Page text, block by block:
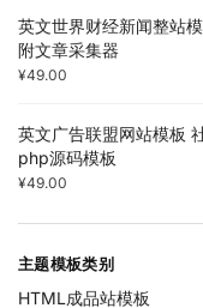
英文世界财经新闻整站
附文章采集器
¥49.00
英文广告联盟网站模板
php源码模板
¥49.00
主题模板类别
HTML成品站模板